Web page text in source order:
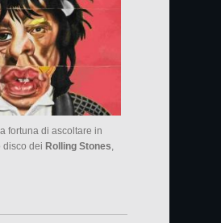
fortuna di ascoltare in
disco dei Rolling Stones,
OUT